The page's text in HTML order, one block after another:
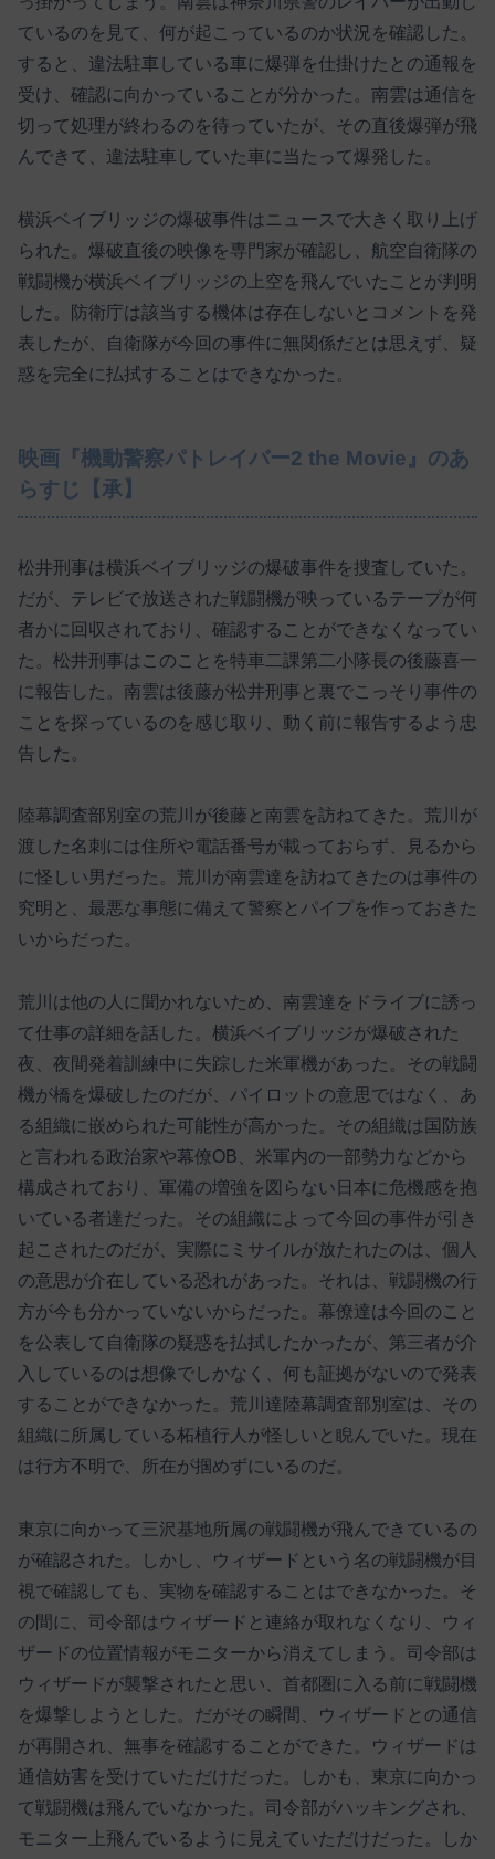
ているのを見て、何が起こっているのか状況を確認した。
すると、違法駐車している車に爆弾を仕掛けたとの通報を
受け、確認に向かっていることが分かった。南雲は通信を
切って処理が終わるのを待っていたが、その直後爆弾が飛
んできて、違法駐車していた車に当たって爆発した。
横浜ベイブリッジの爆破事件はニュースで大きく取り上げ
られた。爆破直後の映像を専門家が確認し、航空自衛隊の
戦闘機が横浜ベイブリッジの上空を飛んでいたことが判明
した。防衛庁は該当する機体は存在しないとコメントを発
表したが、自衛隊が今回の事件に無関係だとは思えず、疑
惑を完全に払拭することはできなかった。
映画『機動警察パトレイバー2 the Movie』のあ
らすじ【承】
松井刑事は横浜ベイブリッジの爆破事件を捜査していた。
だが、テレビで放送された戦闘機が映っているテープが何
者かに回収されており、確認することができなくなってい
た。松井刑事はこのことを特車二課第二小隊長の後藤喜一
に報告した。南雲は後藤が松井刑事と裏でこっそり事件の
ことを探っているのを感じ取り、動く前に報告するよう忠
告した。
陸幕調査部別室の荒川が後藤と南雲を訪ねてきた。荒川が
渡した名刺には住所や電話番号が載っておらず、見るから
に怪しい男だった。荒川が南雲達を訪ねてきたのは事件の
究明と、最悪な事態に備えて警察とパイプを作っておきた
いからだった。
荒川は他の人に聞かれないため、南雲達をドライブに誘っ
て仕事の詳細を話した。横浜ベイブリッジが爆破された
夜、夜間発着訓練中に失踪した米軍機があった。その戦闘
機が橋を爆破したのだが、パイロットの意思ではなく、あ
る組織に嵌められた可能性が高かった。その組織は国防族
と言われる政治家や幕僚OB、米軍内の一部勢力などから
構成されており、軍備の増強を図らない日本に危機感を抱
いている者達だった。その組織によって今回の事件が引き
起こされたのだが、実際にミサイルが放たれたのは、個人
の意思が介在している恐れがあった。それは、戦闘機の行
方が今も分かっていないからだった。幕僚達は今回のこと
を公表して自衛隊の疑惑を払拭したかったが、第三者が介
入しているのは想像でしかなく、何も証拠がないので発表
することができなかった。荒川達陸幕調査部別室は、その
組織に所属している柘植行人が怪しいと睨んでいた。現在
は行方不明で、所在が掴めずにいるのだ。
東京に向かって三沢基地所属の戦闘機が飛んできているの
が確認された。しかし、ウィザードという名の戦闘機が目
視で確認しても、実物を確認することはできなかった。そ
の間に、司令部はウィザードと連絡が取れなくなり、ウィ
ザードの位置情報がモニターから消えてしまう。司令部は
ウィザードが襲撃されたと思い、首都圏に入る前に戦闘機
を爆撃しようとした。だがその瞬間、ウィザードとの通信
が再開され、無事を確認することができた。ウィザードは
通信妨害を受けていただけだった。しかも、東京に向かっ
て戦闘機は飛んでいなかった。司令部がハッキングされ、
モニター上飛んでいるように見えていただけだった。しか